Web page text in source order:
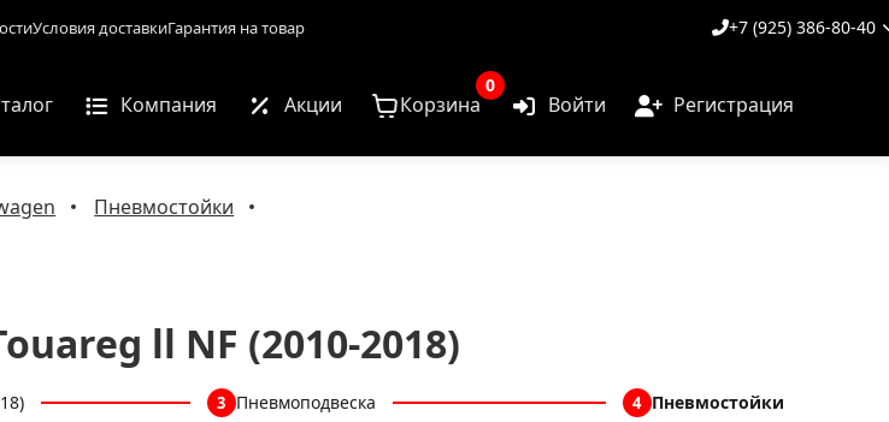
Условия доставкиГарантия на товар +7 (925) 386-80-40
Компания Акции Корзина
0
Войти Регистрация
Пневмостойки
ll NF (2010-2018)
3 Пневмоподвеска 4 Пневмостойки